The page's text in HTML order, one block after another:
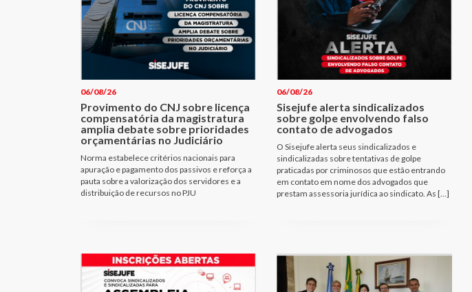
06/08/26
Provimento do CNJ sobre licença
compensatória da magistratura
amplia debate sobre prioridades
orçamentárias no Judiciário
Norma estabelece critérios nacionais para
apuração e pagamento dos passivos e reforça a
pauta sobre a valorização dos servidores e a
distribuição de recursos no PJU
06/08/26
Sisejufe alerta sindicalizados
sobre golpe envolvendo falso
contato de advogados
O Sisejufe alerta seus sindicalizados e
sindicalizadas sobre tentativas de golpe
praticadas por criminosos que estão entrando
em contato em nome dos advogados que
prestam assessoria jurídica ao sindicato. As […]